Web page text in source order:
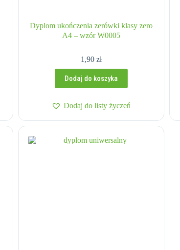
Dyplom ukończenia zerówki klasy zero
A4 – wzór W0005
1,90 zł
Dodaj do koszyka
Dodaj do listy życzeń